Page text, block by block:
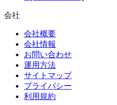
会社
会社概要
会社情報
お問い合わせ
運用方法
サイトマップ
プライバシー
利用規約